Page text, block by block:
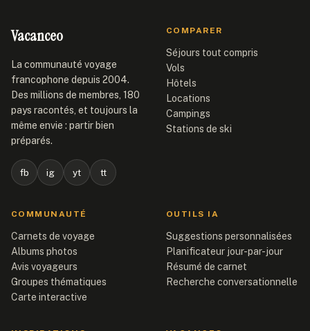
Vacanceo
La communauté voyage
francophone depuis 2004.
Des millions de membres, 180
pays racontés, et toujours la
même envie : partir bien
préparés.
fb ig yt tt
COMPARER
Séjours tout compris
Vols
Hôtels
Locations
Campings
Stations de ski
COMMUNAUTÉ
Carnets de voyage
Albums photos
Avis voyageurs
Groupes thématiques
Carte interactive
OUTILS IA
Suggestions personnalisées
Planificateur jour-par-jour
Résumé de carnet
Recherche conversationnelle